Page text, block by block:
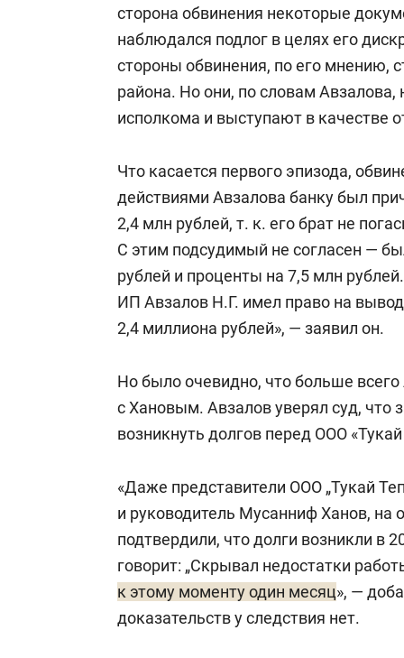
сторона обвинения некоторые
наблюдался подлог в целях его
стороны обвинения, по его мнению,
района. Но они, по словам
исполкома и выступают в качестве
Что касается первого эпизода,
действиями Авзалова банку был
2,4 млн рублей, т. к. его брат не
С этим подсудимый не согласен —
рублей и проценты на 7,5 млн
ИП Авзалов Н.Г. имел право на
2,4 миллиона рублей», — заявил он.
Но было очевидно, что больше
с Хановым. Авзалов уверял суд, что
возникнуть долгов перед ООО
«Даже представители ООО „Тукай
и руководитель Мусанниф Ханов, на
подтвердили, что долги возникли в
говорит: „Скрывал недостатки
к этому моменту один месяц», —
доказательств у следствия нет.